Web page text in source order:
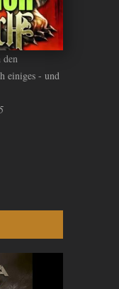
einiges - und